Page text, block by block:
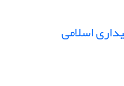
اسلامی